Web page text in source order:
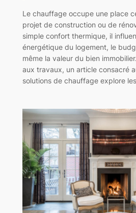
Le chauffage occupe une place
projet de construction ou de
simple confort thermique, il
énergétique du logement, le
même la valeur du bien
aux travaux, un article consacré
solutions de chauffage explore